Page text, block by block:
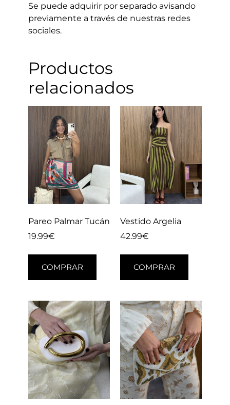
Se puede adquirir por separado avisando
previamente a través de nuestras redes
sociales.
Productos
relacionados
Pareo Palmar Tucán
19.99€
COMPRAR
Vestido Argelia
42.99€
COMPRAR